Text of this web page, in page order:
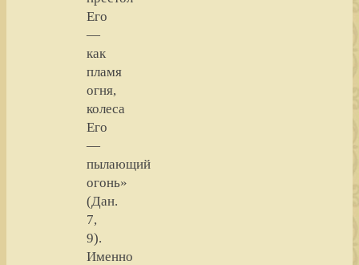
Его
—
как
пламя
огня,
колеса
Его
—
пылающий
огонь»
(Дан.
7,
9).
Именно